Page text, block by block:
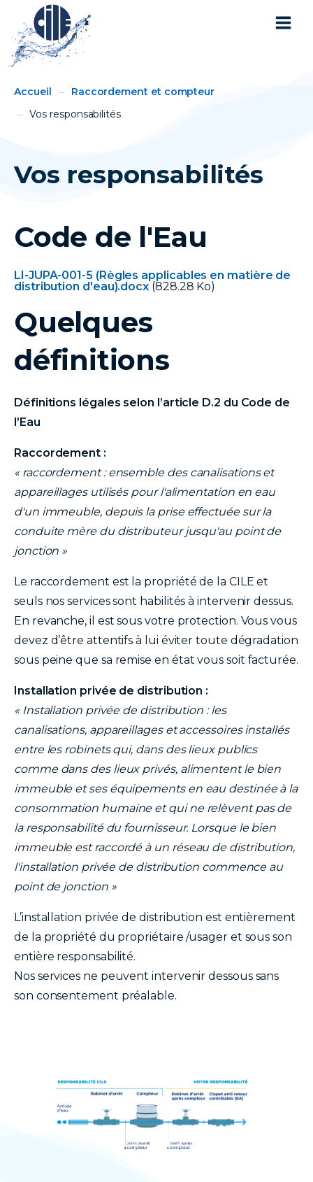
Breadcrumbs
You
here:
Accueil
Raccordement et compteur
Vos responsabilités
Vos responsabilités
Code de l'Eau
Document
LI-JUPA-001-5 (Règles applicables en matière de
distribution d'eau).docx (828.28 Ko)
Quelques
définitions
Définitions légales selon l’article D.2 du Code de
l’Eau
Raccordement :
« raccordement : ensemble des canalisations et
appareillages utilisés pour l'alimentation en eau
d'un immeuble, depuis la prise effectuée sur la
conduite mère du distributeur jusqu'au point de
jonction »
Le raccordement est la propriété de la CILE et
seuls nos services sont habilités à intervenir dessus.
En revanche, il est sous votre protection. Vous vous
devez d’être attentifs à lui éviter toute dégradation
sous peine que sa remise en état vous soit facturée.
Installation privée de distribution :
« Installation privée de distribution : les
canalisations, appareillages et accessoires installés
entre les robinets qui, dans des lieux publics
comme dans des lieux privés, alimentent le bien
immeuble et ses équipements en eau destinée à la
consommation humaine et qui ne relèvent pas de
la responsabilité du fournisseur. Lorsque le bien
immeuble est raccordé à un réseau de distribution,
l'installation privée de distribution commence au
point de jonction »
L’installation privée de distribution est entièrement
de la propriété du propriétaire /usager et sous son
entière responsabilité.
Nos services ne peuvent intervenir dessous sans
son consentement préalable.